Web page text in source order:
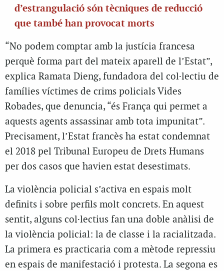
d’estrangulació són tècniques de reducció
que també han provocat morts
“No podem comptar amb la justícia francesa
perquè forma part del mateix aparell de l’Estat”,
explica Ramata Dieng, fundadora del col·lectiu de
famílies víctimes de crims policials Vides
Robades, que denuncia, “és França qui permet a
aquests agents assassinar amb tota impunitat”.
Precisament, l’Estat francès ha estat condemnat
el 2018 pel Tribunal Europeu de Drets Humans
per dos casos que havien estat desestimats.
La violència policial s’activa en espais molt
definits i sobre perfils molt concrets. En aquest
sentit, alguns col·lectius fan una doble anàlisi de
la violència policial: la de classe i la racialitzada.
La primera es practicaria com a mètode repressiu
en espais de manifestació i protesta. La segona es